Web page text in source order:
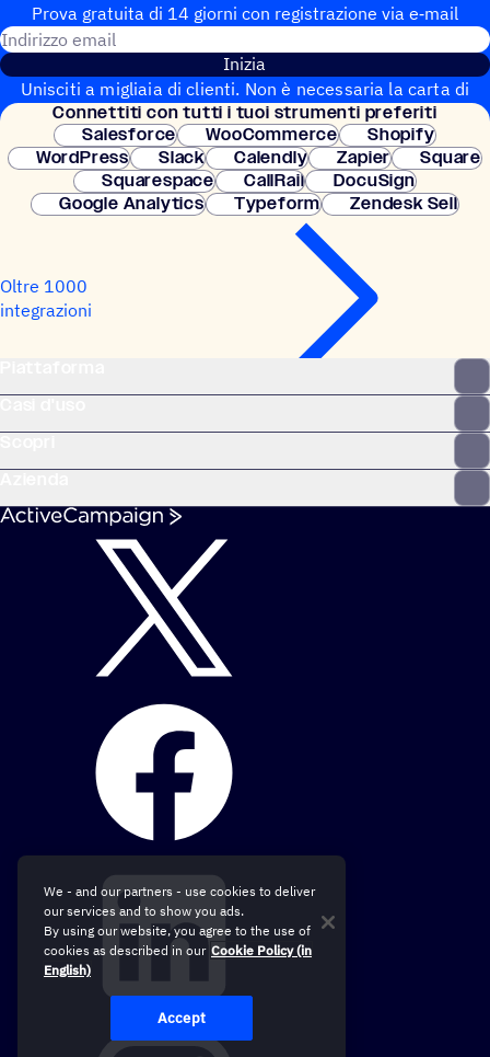
Prova gratuita di 14 giorni con regi­stra­zione via e‑mail
Inizia
Unisciti a migliaia di clienti. Non è necessaria la carta di
credito. Configurazione istantanea.
Connet­titi con tutti i tuoi strumenti preferiti
Salesforce
WooCommerce
Shopify
WordPress
Slack Calendly Zapier
Square
Squarespace
CallRail
DocuSign
Google Analytics
Typeform Zendesk Sell
Oltre 1000
integrazioni
We - and our partners - use cookies to deliver
our services and to show you ads.
By using our website, you agree to the use of
cookies as described in our Cookie Policy (in
English)
Accept